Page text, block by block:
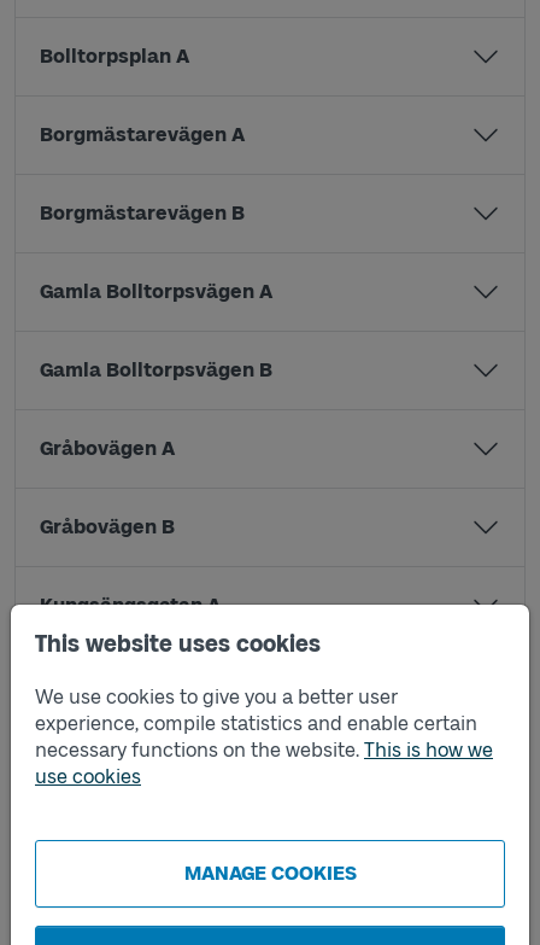
This website uses cookies
We use cookies to give you a better user
experience, compile statistics and enable certain
necessary functions on the website. This is how we
use cookies
MANAGE COOKIES
Bolltorpsplan A
Borgmästarevägen A
Borgmästarevägen B
Gamla Bolltorpsvägen A
Gamla Bolltorpsvägen B
Gråbovägen A
Gråbovägen B
Kungsängsgatan A
Lärkvägen A
Lärkvägen B
Lilla torget A